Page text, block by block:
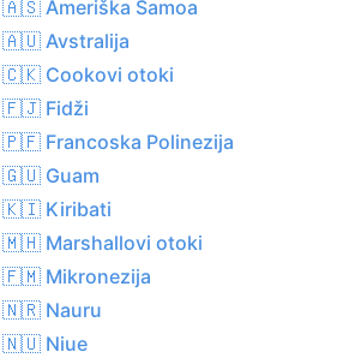
🇦🇸 Ameriška Samoa
🇦🇺 Avstralija
🇨🇰 Cookovi otoki
🇫🇯 Fidži
🇵🇫 Francoska Polinezija
🇬🇺 Guam
🇰🇮 Kiribati
🇲🇭 Marshallovi otoki
🇫🇲 Mikronezija
🇳🇷 Nauru
🇳🇺 Niue